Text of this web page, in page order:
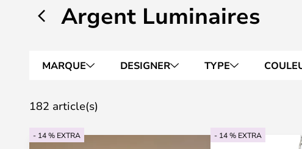
Argent Luminaires
MARQUE DESIGNER TYPE
182 article(s)
- 14 % EXTRA - 14 % EXTRA